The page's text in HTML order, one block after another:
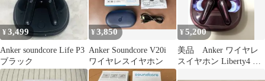
¥3,499
Anker soundcore Life P3
ブラック
¥3,850
Anker Soundcore V20i
ワイヤレスイヤホン
¥5,200
美品 Anker ワイヤレ
スイヤホン Liberty4 ワ